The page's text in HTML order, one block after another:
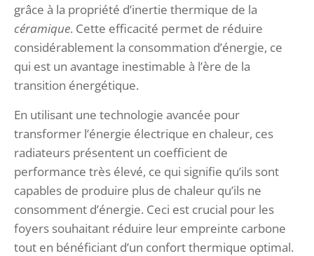
grâce à la propriété d’inertie thermique de la
céramique. Cette efficacité permet de réduire
considérablement la consommation d’énergie, ce
qui est un avantage inestimable à l’ère de la
transition énergétique.
En utilisant une technologie avancée pour
transformer l’énergie électrique en chaleur, ces
radiateurs présentent un coefficient de
performance très élevé, ce qui signifie qu’ils sont
capables de produire plus de chaleur qu’ils ne
consomment d’énergie. Ceci est crucial pour les
foyers souhaitant réduire leur empreinte carbone
tout en bénéficiant d’un confort thermique optimal.